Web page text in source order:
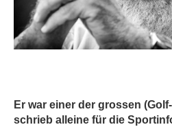
Er war einer der grossen
schrieb alleine für die